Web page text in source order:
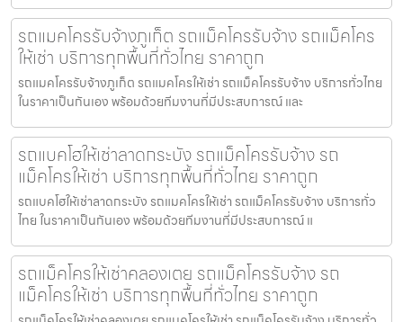
รถแมคโครรับจ้างภูเก็ต รถแม็คโครรับจ้าง รถแม็คโคร
ให้เช่า บริการทุกพื้นที่ทั่วไทย ราคาถูก
รถแมคโครรับจ้างภูเก็ต รถแมคโครให้เช่า รถแม็คโครรับจ้าง บริการทั่วไทย
ในราคาเป็นกันเอง พร้อมด้วยทีมงานที่มีประสบการณ์ และ
รถแบคโฮให้เช่าลาดกระบัง รถแม็คโครรับจ้าง รถ
แม็คโครให้เช่า บริการทุกพื้นที่ทั่วไทย ราคาถูก
รถแบคโฮให้เช่าลาดกระบัง รถแมคโครให้เช่า รถแม็คโครรับจ้าง บริการทั่ว
ไทย ในราคาเป็นกันเอง พร้อมด้วยทีมงานที่มีประสบการณ์ แ
รถแม็คโครให้เช่าคลองเตย รถแม็คโครรับจ้าง รถ
แม็คโครให้เช่า บริการทุกพื้นที่ทั่วไทย ราคาถูก